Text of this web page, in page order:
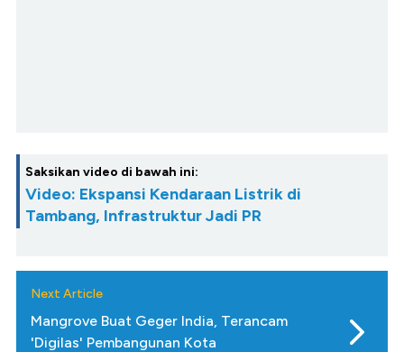
Saksikan video di bawah ini:
Video: Ekspansi Kendaraan Listrik di
Tambang, Infrastruktur Jadi PR
Next Article
Mangrove Buat Geger India, Terancam
'Digilas' Pembangunan Kota